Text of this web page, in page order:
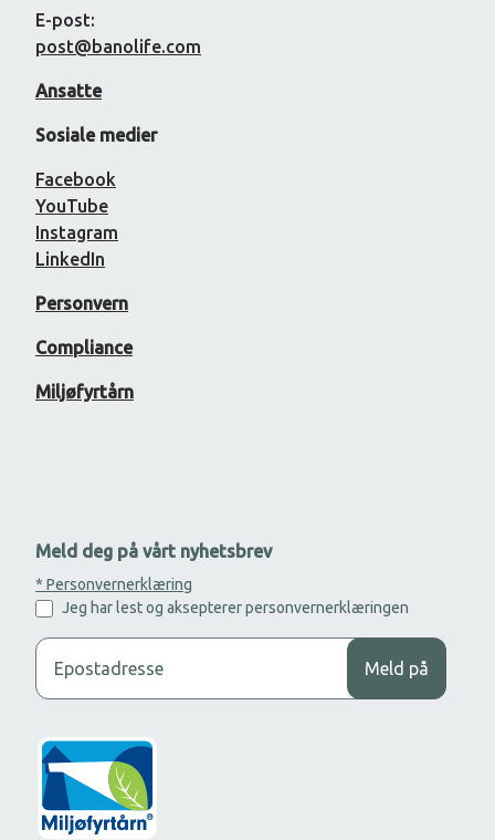
E-post:
post@banolife.com
Ansatte
Sosiale medier
Facebook
YouTube
Instagram
LinkedIn
Personvern
Compliance
Miljøfyrtårn
Meld deg på vårt nyhetsbrev
* Personvernerklæring
Jeg har lest og aksepterer personvernerklæringen
Legg til din epost adresse for å motta nyhetsbrev.
Meld på